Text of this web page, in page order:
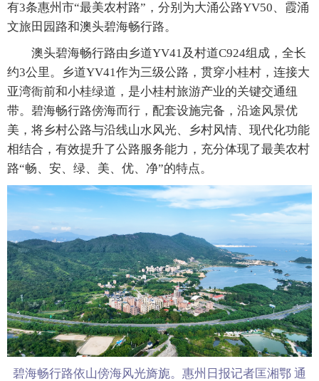
有3条惠州市“最美农村路”，分别为大涌公路YV50、霞涌
文旅田园路和澳头碧海畅行路。
澳头碧海畅行路由乡道YV41及村道C924组成，全长
约3公里。乡道YV41作为三级公路，贯穿小桂村，连接大
亚湾衙前和小桂绿道，是小桂村旅游产业的关键交通纽
带。碧海畅行路傍海而行，配套设施完备，沿途风景优
美，将乡村公路与沿线山水风光、乡村风情、现代化功能
相结合，有效提升了公路服务能力，充分体现了最美农村
路“畅、安、绿、美、优、净”的特点。
碧海畅行路依山傍海风光旖旎。惠州日报记者匡湘鄂 通